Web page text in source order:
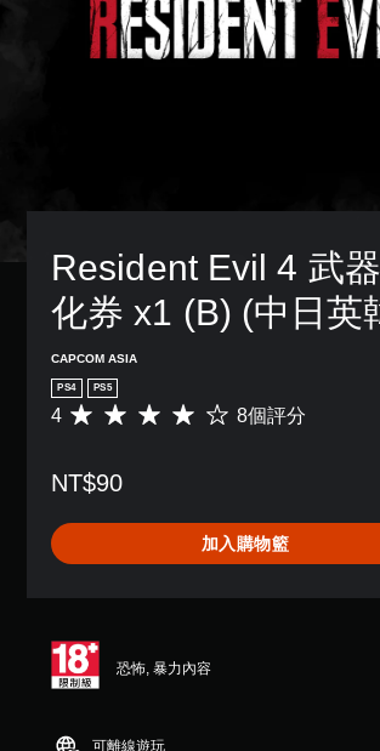
Resident Evil 4 武
化券 x1 (B) (中日英
CAPCOM ASIA
PS4 PS5
平
分
4
顆
星
5
顆
，
4 8個評分
NT$90
加入購物籃
恐怖, 暴力內容
可離線遊玩